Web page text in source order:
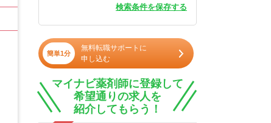
検索条件を保存する
簡単1分
無料転職サポートに
申し込む
マイナビ薬剤師に登録して
希望通りの求人を
紹介してもらう！